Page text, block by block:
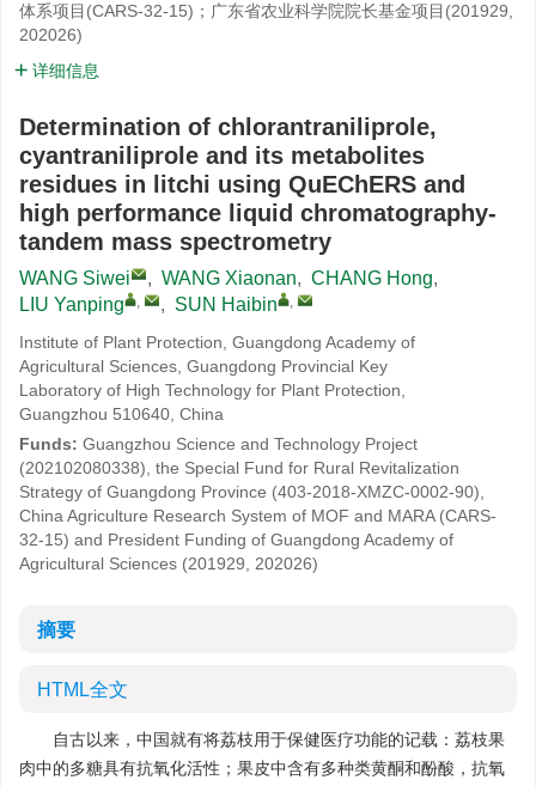
体系项目(CARS-32-15)；广东省农业科学院院长基金项目(201929,
202026)
详细信息
Determination of chlorantraniliprole,
cyantraniliprole and its metabolites
residues in litchi using QuEChERS and
high performance liquid chromatography-
tandem mass spectrometry
WANG Siwei , WANG Xiaonan, CHANG Hong,
LIU Yanping
, , SUN Haibin ,
Institute of Plant Protection, Guangdong Academy of
Agricultural Sciences, Guangdong Provincial Key
Laboratory of High Technology for Plant Protection,
Guangzhou 510640, China
Funds: Guangzhou Science and Technology Project
(202102080338), the Special Fund for Rural Revitalization
Strategy of Guangdong Province (403-2018-XMZC-0002-90),
China Agriculture Research System of MOF and MARA (CARS-
32-15) and President Funding of Guangdong Academy of
Agricultural Sciences (201929, 202026)
摘要
HTML全文
自古以来，中国就有将荔枝用于保健医疗功能的记载：荔枝果
肉中的多糖具有抗氧化活性；果皮中含有多种类黄酮和酚酸，抗氧